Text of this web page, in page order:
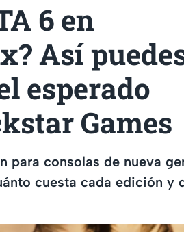
6 en
Así
esperado
Games
para consolas de nueva
cuesta cada edición y